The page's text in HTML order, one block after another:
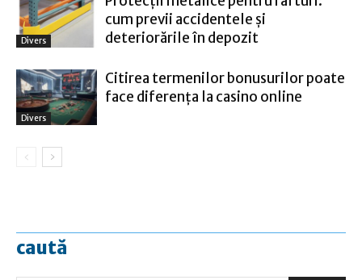
Divers
cum previi accidentele și
deteriorările în depozit
Divers
Citirea termenilor bonusurilor poate
face diferența la casino online
caută